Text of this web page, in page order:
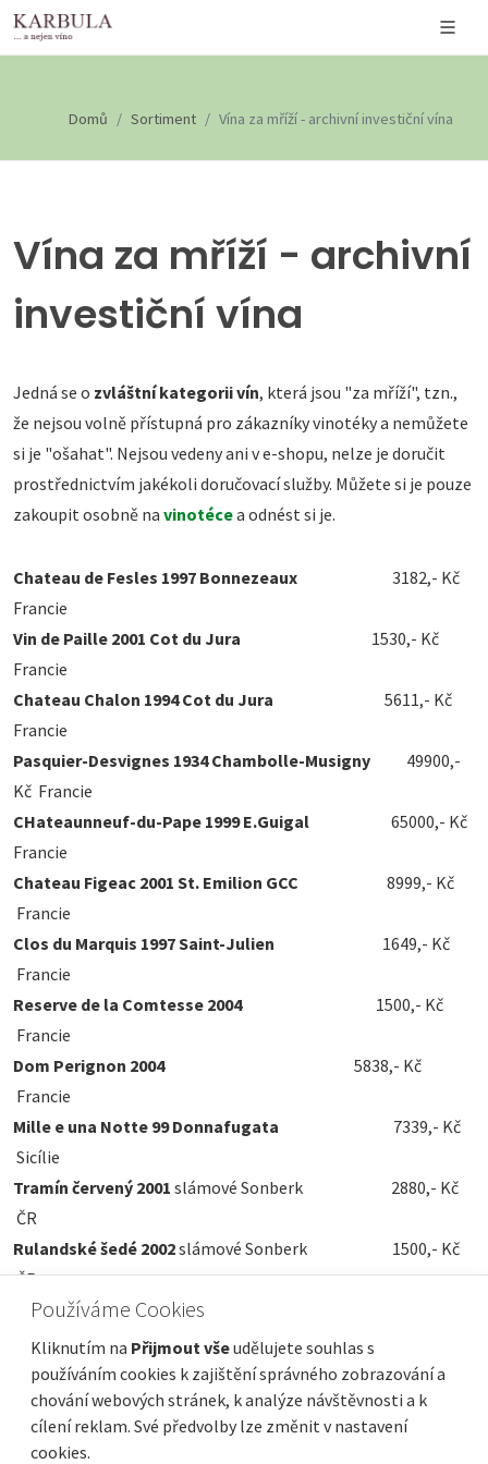
Domů Sortiment Vína za mříží - archivní investiční vína
Vína za mříží - archivní
investiční vína
Jedná se o zvláštní kategorii vín, která jsou "za mříží", tzn.,
že nejsou volně přístupná pro zákazníky vinotéky a nemůžete
si je "ošahat". Nejsou vedeny ani v e-shopu, nelze je doručit
prostřednictvím jakékoli doručovací služby. Můžete si je pouze
zakoupit osobně na vinotécea odnést si je.
Chateau de Fesles 1997 Bonnezeaux 3182,- Kč
Francie
Vin de Paille 2001 Cot du Jura 1530,- Kč
Francie
Chateau Chalon 1994 Cot du Jura 5611,- Kč
Francie
Pasquier-Desvignes 1934 Chambolle-Musigny 49900,-
Kč Francie
CHateaunneuf-du-Pape 1999 E.Guigal
65000,- Kč
Francie
Chateau Figeac 2001 St. Emilion GCC
8999,- Kč
Francie
Clos du Marquis 1997 Saint-Julien
1649,- Kč
Francie
Reserve de la Comtesse 20041500,- Kč
Francie
Dom Perignon 20045838,- Kč
Francie
Mille e una Notte 99 Donnafugata 7339,- Kč
Sicílie
Tramín červený 2001 slámové Sonberk 2880,- Kč
ČR
Rulandské šedé 2002slámové Sonberk 1500,- Kč
ČR
Roučí 2003Stapleton x Springer 14500,- Kč
ČR
Používáme Cookies
Kliknutím na Přijmout všeudělujete souhlas s
používáním cookies k zajištění správného zobrazování a
chování webových stránek, k analýze návštěvnosti a k
cílení reklam. Své předvolby lze změnit v nastavení
cookies.